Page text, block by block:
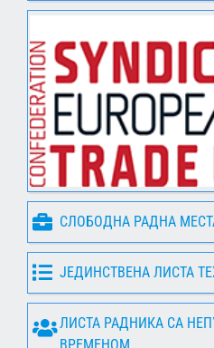
СЛОБОДНА РАДНА
ЈЕДИНСТВЕНА ЛИСТА
ЛИСТА РАДНИКА СА